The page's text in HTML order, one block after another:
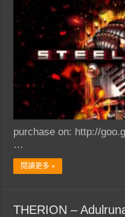
purchase on: http://
…
閱讀更多 »
THERION –